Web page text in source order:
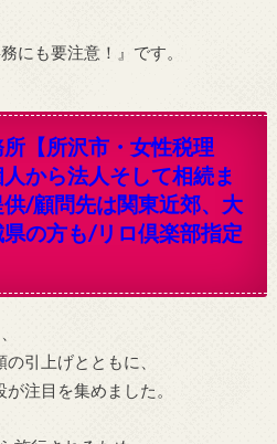
にも要注意！』です。
【所沢市・女性税理
から法人そして相続ま
/顧問先は関東近郊、大
の方も/リロ倶楽部指定
引上げとともに、
注目を集めました。